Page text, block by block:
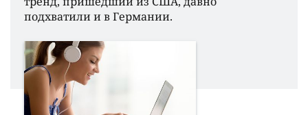
подхватили и в Германии.